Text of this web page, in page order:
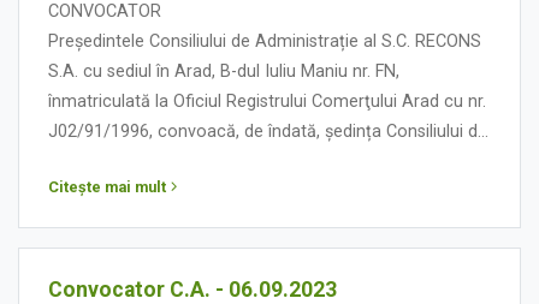
CONVOCATOR
Președintele Consiliului de Administrație al S.C. RECONS
S.A. cu sediul în Arad, B-dul Iuliu Maniu nr. FN,
înmatriculată la Oficiul Registrului Comerţului Arad cu nr.
J02/91/1996, convoacă, de îndată, ședința Consiliului de
13.00, cu următoarea:
Citește mai mult
Convocator C.A. - 06.09.2023